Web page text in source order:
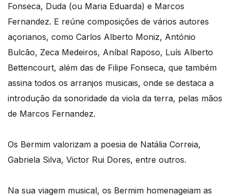
Fonseca, Duda (ou Maria Eduarda) e Marcos
Fernandez. E reúne composições de vários autores
açorianos, como Carlos Alberto Moniz, António
Bulcão, Zeca Medeiros, Aníbal Raposo, Luís Alberto
Bettencourt, além das de Filipe Fonseca, que também
assina todos os arranjos musicais, onde se destaca a
introdução da sonoridade da viola da terra, pelas mãos
de Marcos Fernandez.
Os Bermim valorizam a poesia de Natália Correia,
Gabriela Silva, Victor Rui Dores, entre outros.
Na sua viagem musical, os Bermim homenageiam as